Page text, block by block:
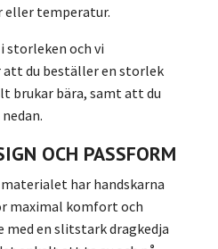
eller temperatur.
storleken och vi
du beställer en storlek
brukar bära, samt att du
OCH PASSFORM
har handskarna
maximal komfort och
med en slitstark dragkedja